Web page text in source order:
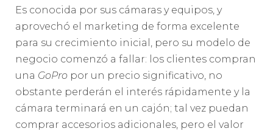
Es conocida por sus cámaras y equipos, y
aprovechó el marketing de forma excelente
para su crecimiento inicial, pero su modelo de
negocio comenzó a fallar: los clientes compran
una GoPro por un precio significativo, no
obstante perderán el interés rápidamente y la
cámara terminará en un cajón; tal vez puedan
comprar accesorios adicionales, pero el valor